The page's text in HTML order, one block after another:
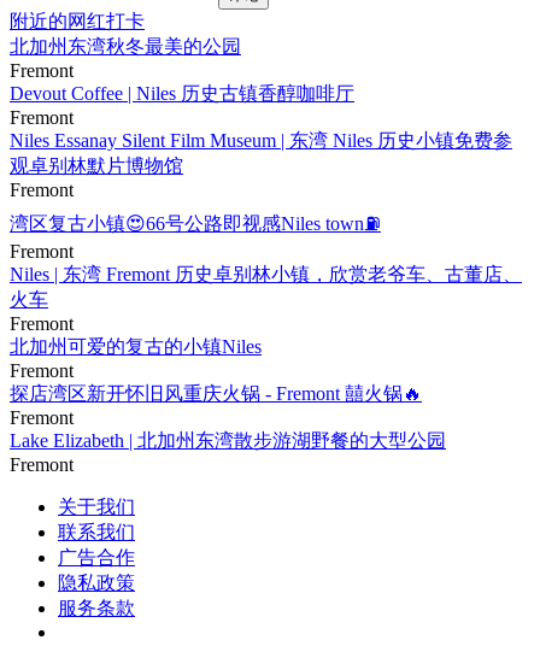
附近的网红打卡
北加州东湾秋冬最美的公园
Fremont
Devout Coffee | Niles 历史古镇香醇咖啡厅
Fremont
Niles Essanay Silent Film Museum | 东湾 Niles 历史小镇免费参
观卓别林默片博物馆
Fremont
湾区复古小镇😍66号公路即视感Niles town⛽️
Fremont
Niles | 东湾 Fremont 历史卓别林小镇，欣赏老爷车、古董店、
火车
Fremont
北加州可爱的复古的小镇Niles
Fremont
探店湾区新开怀旧风重庆火锅 - Fremont 囍火锅🔥
Fremont
Lake Elizabeth | 北加州东湾散步游湖野餐的大型公园
Fremont
关于我们
联系我们
广告合作
隐私政策
服务条款